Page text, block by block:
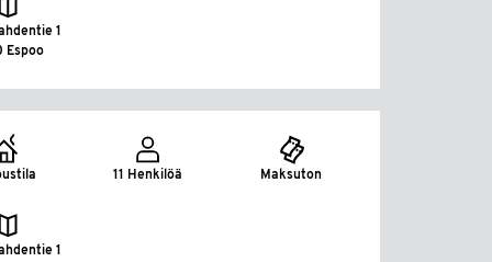
1
Espoo
11 Henkilöä Maksuton
1